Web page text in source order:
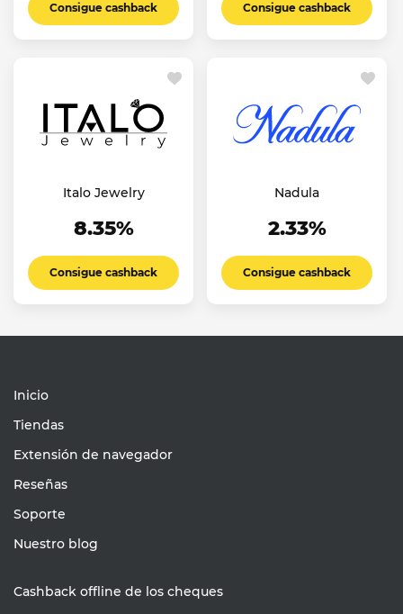
Consigue cashback Consigue cashback
Italo Jewelry
8.35%
Consigue cashback
Nadula
2.33%
Consigue cashback
Inicio
Tiendas
Extensión de navegador
Reseñas
Soporte
Nuestro blog
Cashback offline de los cheques